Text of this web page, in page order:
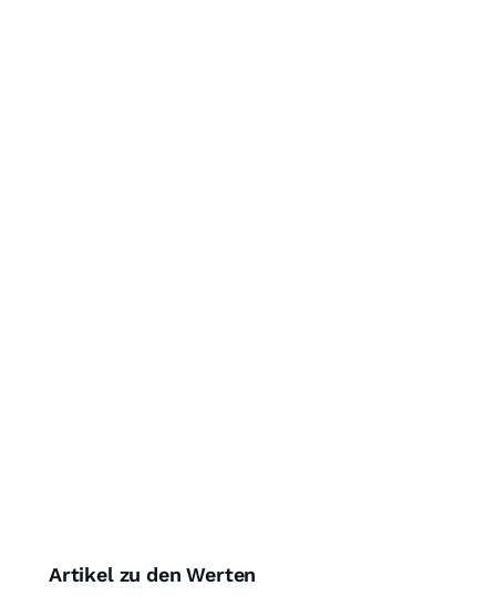
Artikel zu den Werten